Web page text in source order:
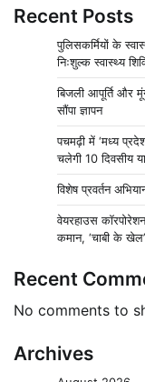
Recent Posts
पुलिसकर्मियों के
निःशुल्क स्वास्थ्य
बिजली आपूर्ति और
सौंपा ज्ञापन
पचमढ़ी में ‘मध्य
चलेगी 10 दिवसीय
विशेष प्रवर्तन
वेयरहाउस
कमान, ‘चाबी के
Recent
No comments to
Archives